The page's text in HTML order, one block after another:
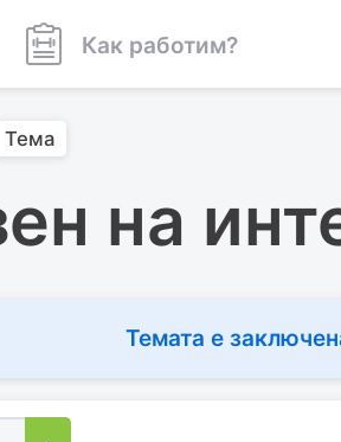
Как работим?
Тема
на
Темата е